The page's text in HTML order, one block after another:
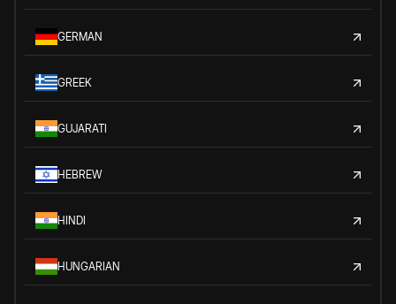
GERMAN
GREEK
GUJARATI
HEBREW
HINDI
HUNGARIAN